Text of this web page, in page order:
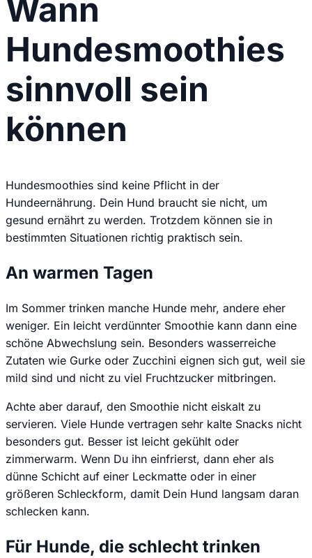
Wann
Hundesmoothies
sinnvoll sein
können
Hundesmoothies sind keine Pflicht in der
Hundeernährung. Dein Hund braucht sie nicht, um
gesund ernährt zu werden. Trotzdem können sie in
bestimmten Situationen richtig praktisch sein.
An warmen Tagen
Im Sommer trinken manche Hunde mehr, andere eher
weniger. Ein leicht verdünnter Smoothie kann dann eine
schöne Abwechslung sein. Besonders wasserreiche
Zutaten wie Gurke oder Zucchini eignen sich gut, weil sie
mild sind und nicht zu viel Fruchtzucker mitbringen.
Achte aber darauf, den Smoothie nicht eiskalt zu
servieren. Viele Hunde vertragen sehr kalte Snacks nicht
besonders gut. Besser ist leicht gekühlt oder
zimmerwarm. Wenn Du ihn einfrierst, dann eher als
dünne Schicht auf einer Leckmatte oder in einer
größeren Schleckform, damit Dein Hund langsam daran
schlecken kann.
Für Hunde, die schlecht trinken